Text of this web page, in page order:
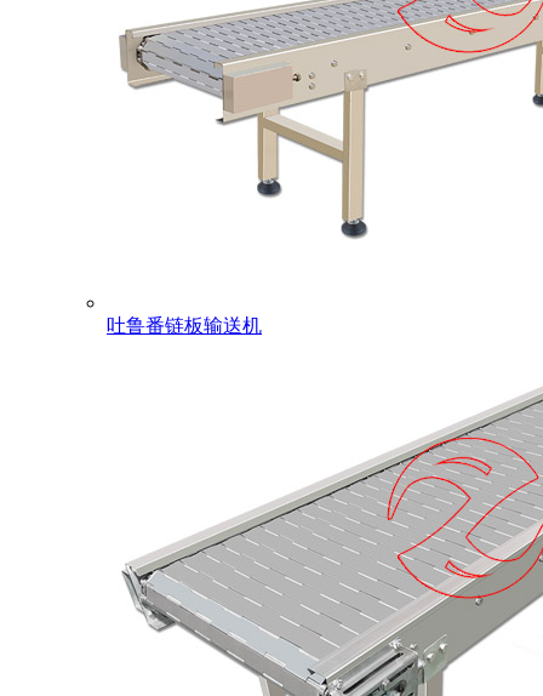
吐鲁番链板输送机